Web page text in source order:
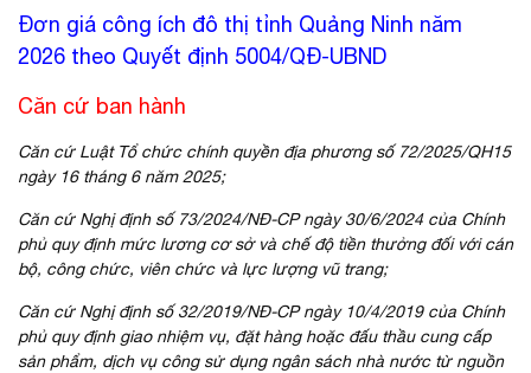
Đơn giá công ích đô thị tỉnh Quảng Ninh năm
2026 theo Quyết định 5004/QĐ-UBND
Căn cứ ban hành
Căn cứ Luật Tổ chức chính quyền địa phương số 72/2025/QH15
ngày 16 tháng 6 năm 2025;
Căn cứ Nghị định số 73/2024/NĐ-CP ngày 30/6/2024 của Chính
phủ quy định mức lương cơ sở và chế độ tiền thưởng đối với cán
bộ, công chức, viên chức và lực lượng vũ trang;
Căn cứ Nghị định số 32/2019/NĐ-CP ngày 10/4/2019 của Chính
phủ quy định giao nhiệm vụ, đặt hàng hoặc đấu thầu cung cấp
sản phẩm, dịch vụ công sử dụng ngân sách nhà nước từ nguồn